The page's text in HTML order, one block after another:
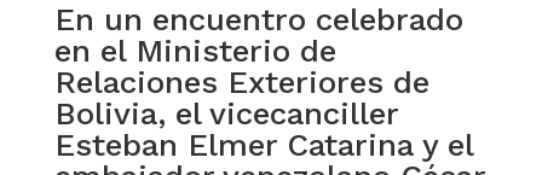
En un encuentro celebrado
en el Ministerio de
Relaciones Exteriores de
Bolivia, el vicecanciller
Esteban Elmer Catarina y el